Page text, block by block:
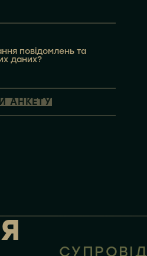
повідомлень та
даних?
СУПРОВІД